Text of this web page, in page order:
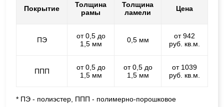
Покрытие
Толщина
рамы
Толщина
ламели
Цена
ПЭ
от 0,5 до
1,5 мм
0,5 мм
от 942
руб. кв.м.
ППП
от 0,5 до
1,5 мм
от 0,5 до
1,5 мм
от 1039
руб. кв.м.
* ПЭ - полиэстер, ППП - полимерно-порошковое